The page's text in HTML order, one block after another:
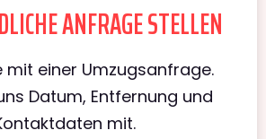
ANFRAGE STELLEN
mit einer Umzugsanfrage.
Datum, Entfernung und
mit.